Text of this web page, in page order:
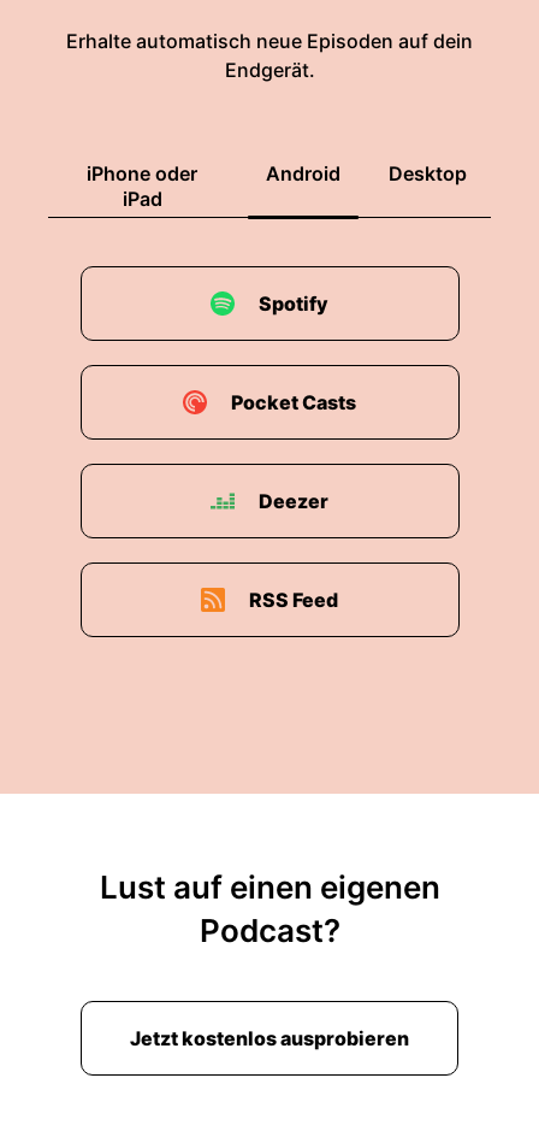
Erhalte automatisch neue Episoden auf dein
Endgerät.
iPhone oder
iPad
Android Desktop
Spotify
Pocket Casts
Deezer
RSS Feed
Lust auf einen eigenen
Podcast?
Jetzt kostenlos ausprobieren